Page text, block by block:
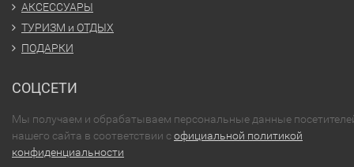
АКСЕССУАРЫ
ТУРИЗМ и ОТДЫХ
ПОДАРКИ
СОЦСЕТИ
Мы получаем и обрабатываем персональные данные
нашего сайта в соответствии софициальной политикой
конфиденциальности